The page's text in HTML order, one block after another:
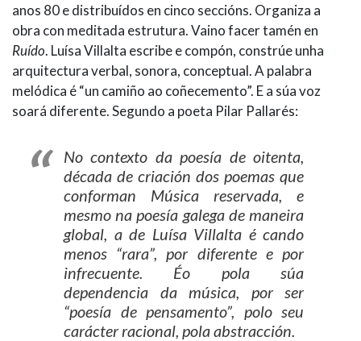
anos 80 e distribuídos en cinco seccións. Organiza a
obra con meditada estrutura. Vaino facer tamén en
Ruído. Luísa Villalta escribe e compón, constrúe unha
arquitectura verbal, sonora, conceptual. A palabra
melódica é “un camiño ao coñecemento”. E a súa voz
soará diferente. Segundo a poeta Pilar Pallarés:
No contexto da poesía de oitenta,
década de criación dos poemas que
conforman Música reservada , e
mesmo na poesía galega de maneira
global, a de Luísa Villalta é cando
menos “rara”, por diferente e por
infrecuente. Éo pola súa
dependencia da música, por ser
“poesía de pensamento”, polo seu
carácter racional, pola abstracción.